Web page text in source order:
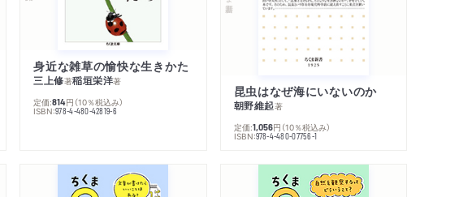
身近な雑草の愉快な生きかた
三上修著稲垣栄洋著
定価:814円 （10％税込み）
ISBN:978-4-480-42819-6
昆虫はなぜ海にいないのか
朝野維起著
定価:1,056円 （10％税込み）
ISBN:978-4-480-07756-1